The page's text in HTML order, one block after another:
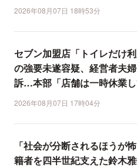
2026年08月07日 18時53分
セブン加盟店「トイレだけ
の強要未遂容疑、経営者夫
訴…本部「店舗は一時休業し
2026年08月07日 17時04分
「社会が分断されるほうが
籍者を四半世紀支えた鈴木